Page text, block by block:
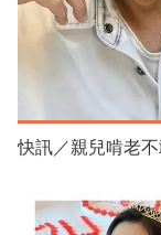
快訊／親兒啃老